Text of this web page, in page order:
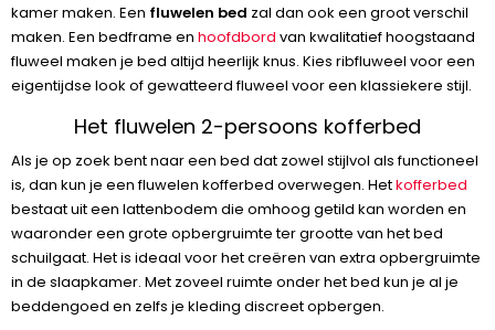
kamer maken. Een fluwelen bed zal dan ook een groot verschil
maken. Een bedframe en hoofdbord van kwalitatief hoogstaand
fluweel maken je bed altijd heerlijk knus. Kies ribfluweel voor een
eigentijdse look of gewatteerd fluweel voor een klassiekere stijl.
Het fluwelen 2-persoons kofferbed
Als je op zoek bent naar een bed dat zowel stijlvol als functioneel
is, dan kun je een fluwelen kofferbed overwegen. Hetkofferbed
bestaat uit een lattenbodem die omhoog getild kan worden en
waaronder een grote opbergruimte ter grootte van het bed
schuilgaat. Het is ideaal voor het creëren van extra opbergruimte
in de slaapkamer. Met zoveel ruimte onder het bed kun je al je
beddengoed en zelfs je kleding discreet opbergen.